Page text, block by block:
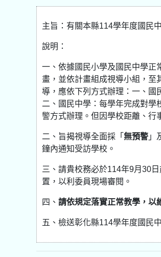
主旨：有關本縣114學年度國民
說明：
一、依據國民小學及國民中學正
畫，並依計畫組成視導小組，至
導，應依下列方式辦理：一、國
二、國民中學：每學年完成對學
警方式辦理。但因學校距離、行
二、旨揭視導全面採「 無預警 」
鐘內通知受訪學校。
三、請貴校務必於114年9月30
置，以利委員現場審閱。
四、 請依規定落實正常教學，以
五、檢送彰化縣114學年度國民